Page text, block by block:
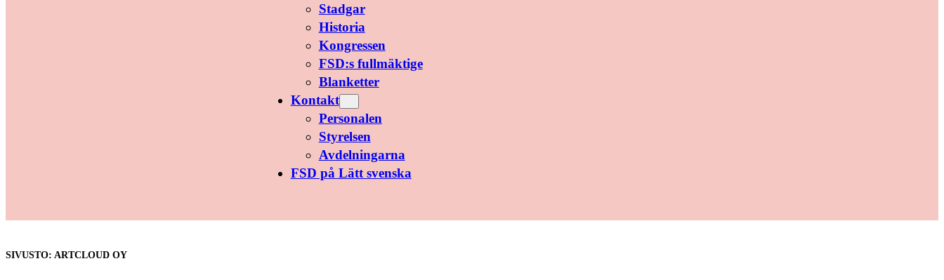
Stadgar
Historia
Kongressen
FSD:s fullmäktige
Blanketter
Kontakt
Personalen
Styrelsen
Avdelningarna
FSD på Lätt svenska
SIVUSTO: ARTCLOUD OY